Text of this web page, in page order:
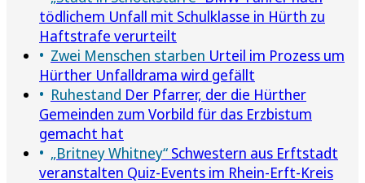
tödlichem Unfall mit Schulklasse in Hürth zu
Haftstrafe verurteilt
Zwei Menschen starben Urteil im Prozess um
Hürther Unfalldrama wird gefällt
Ruhestand Der Pfarrer, der die Hürther
Gemeinden zum Vorbild für das Erzbistum
gemacht hat
„Britney Whitney“ Schwestern aus Erftstadt
veranstalten Quiz-Events im Rhein-Erft-Kreis